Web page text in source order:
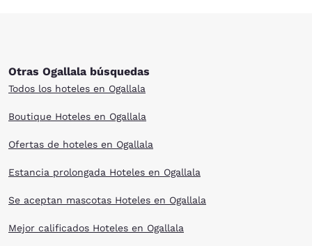
Otras Ogallala búsquedas
Todos los hoteles en Ogallala
Boutique Hoteles en Ogallala
Ofertas de hoteles en Ogallala
Estancia prolongada Hoteles en Ogallala
Se aceptan mascotas Hoteles en Ogallala
Mejor calificados Hoteles en Ogallala